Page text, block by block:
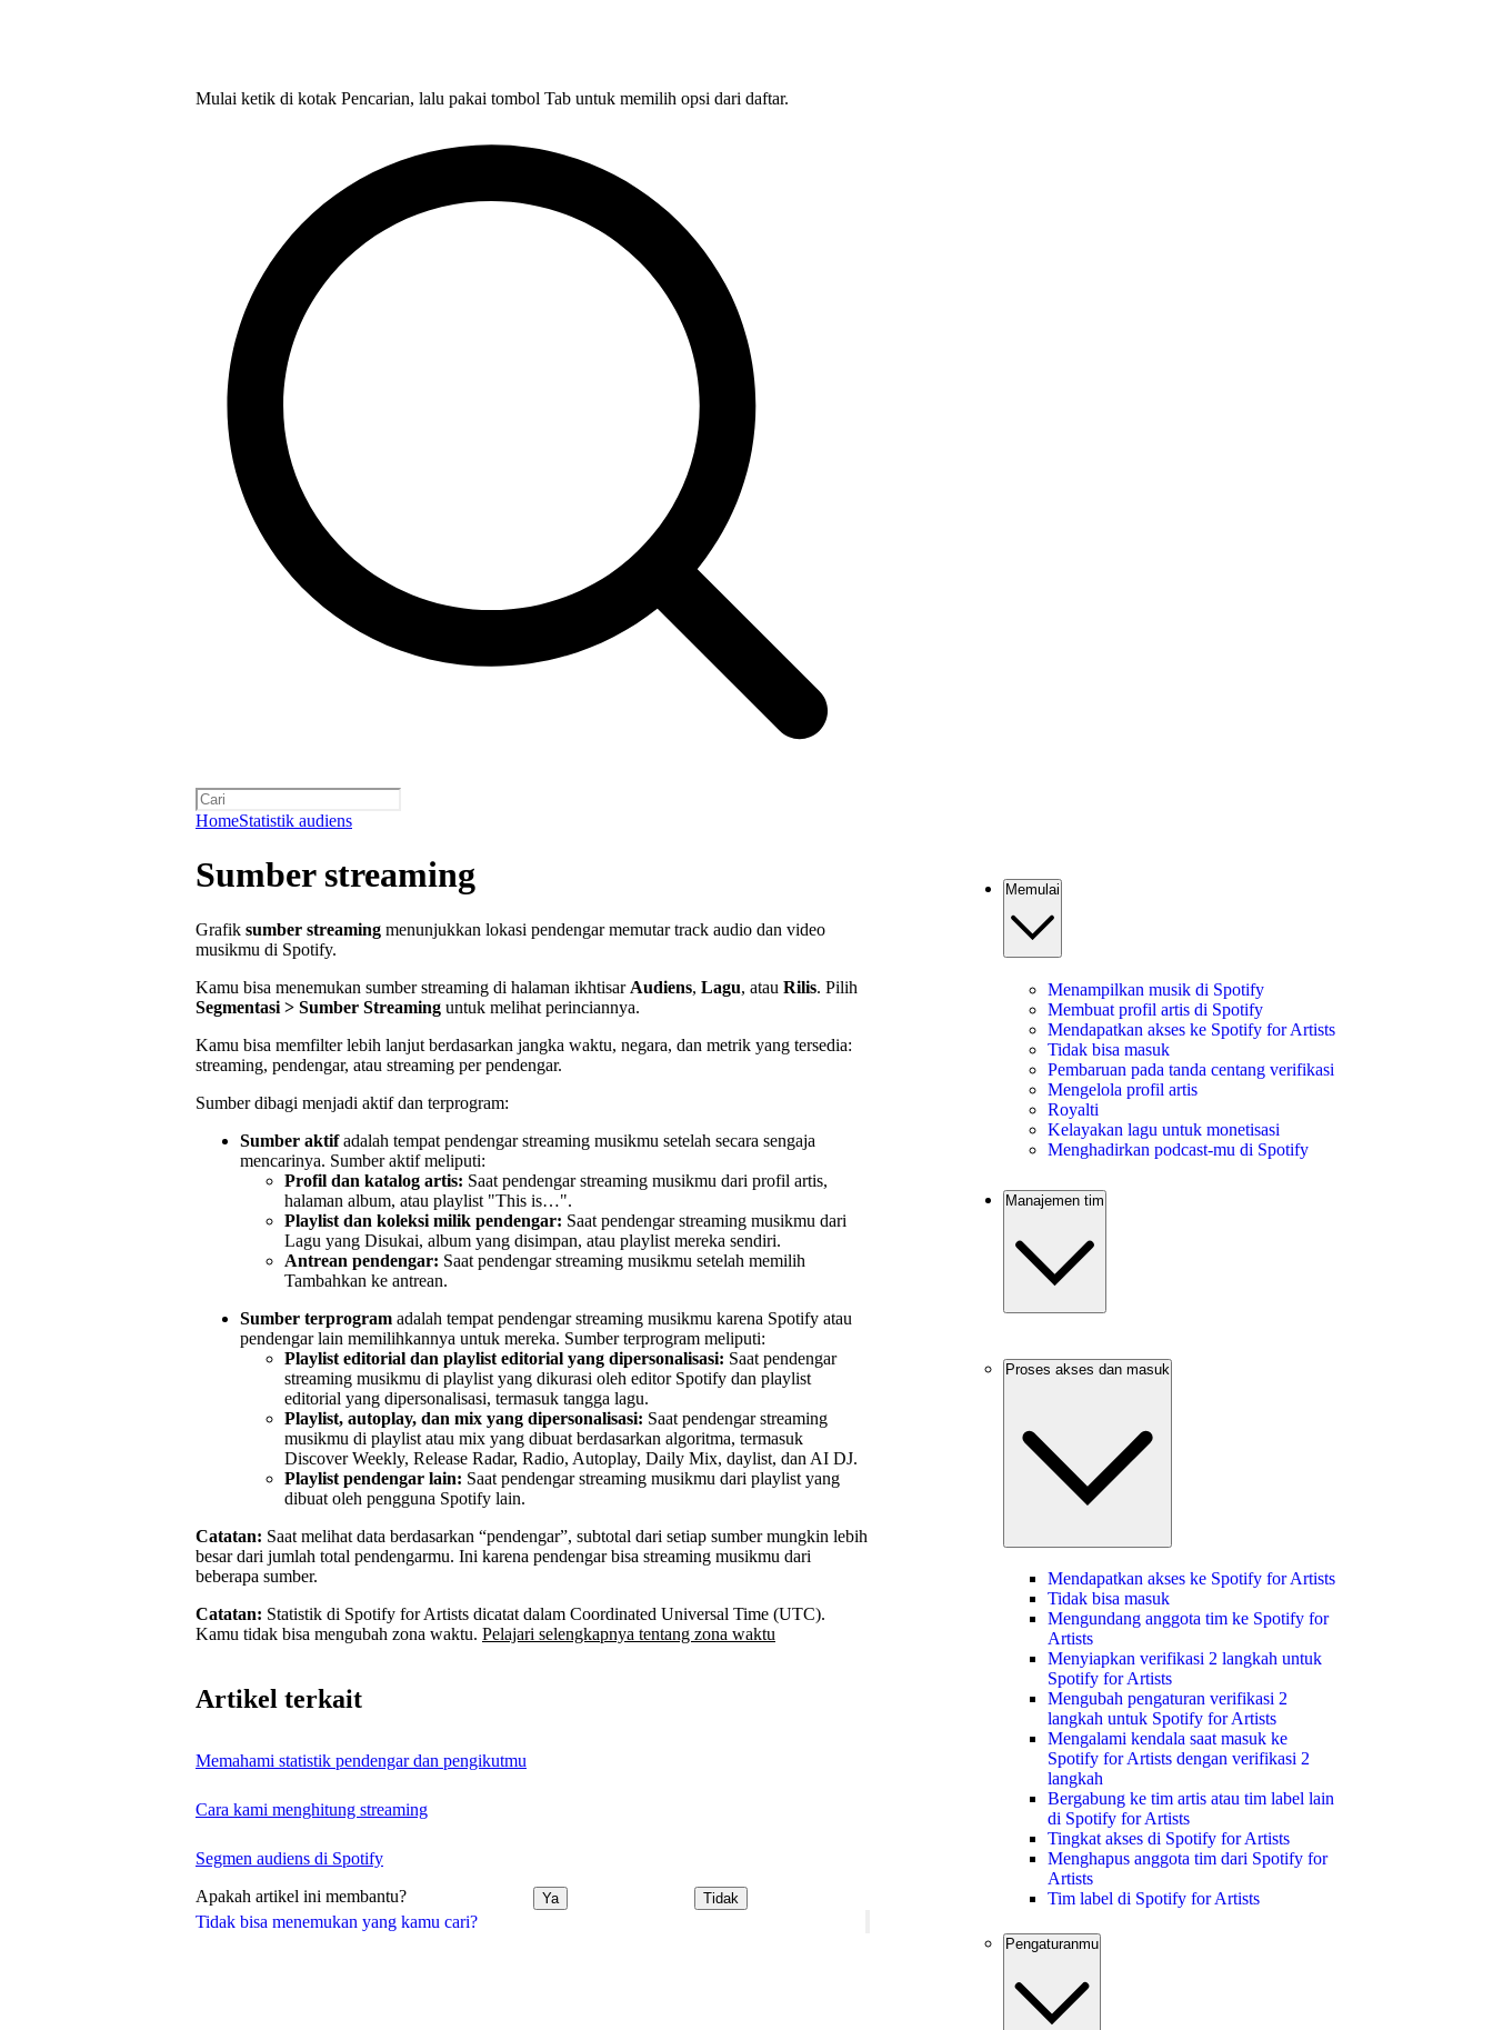
Mulai ketik di kotak Pencarian, lalu pakai tombol Tab untuk memilih opsi dari daftar.
HomeStatistik audiens
Tidak bisa menemukan yang kamu cari?
Sumber streaming
Grafik sumber streaming menunjukkan lokasi pendengar memutar track audio dan video
musikmu di Spotify.
Kamu bisa menemukan sumber streaming di halaman ikhtisar Audiens, Lagu, atau Rilis. Pilih
Segmentasi > Sumber Streaming untuk melihat perinciannya.
Kamu bisa memfilter lebih lanjut berdasarkan jangka waktu, negara, dan metrik yang tersedia:
streaming, pendengar, atau streaming per pendengar.
Sumber dibagi menjadi aktif dan terprogram:
Sumber aktifadalah tempat pendengar streaming musikmu setelah secara sengaja
mencarinya. Sumber aktif meliputi:
Profil dan katalog artis: Saat pendengar streaming musikmu dari profil artis,
halaman album, atau playlist "This is…".
Playlist dan koleksi milik pendengar: Saat pendengar streaming musikmu dari
Lagu yang Disukai, album yang disimpan, atau playlist mereka sendiri.
Antrean pendengar: Saat pendengar streaming musikmu setelah memilih
Tambahkan ke antrean.
Sumber terprogram adalah tempat pendengar streaming musikmu karena Spotify atau
pendengar lain memilihkannya untuk mereka. Sumber terprogram meliputi:
Playlist editorial dan playlist editorial yang dipersonalisasi: Saat pendengar
streaming musikmu di playlist yang dikurasi oleh editor Spotify dan playlist
editorial yang dipersonalisasi, termasuk tangga lagu.
Playlist, autoplay, dan mix yang dipersonalisasi: Saat pendengar streaming
musikmu di playlist atau mix yang dibuat berdasarkan algoritma, termasuk
Discover Weekly, Release Radar, Radio, Autoplay, Daily Mix, daylist, dan AI DJ.
Playlist pendengar lain: Saat pendengar streaming musikmu dari playlist yang
dibuat oleh pengguna Spotify lain.
Catatan: Saat melihat data berdasarkan “pendengar”, subtotal dari setiap sumber mungkin lebih
besar dari jumlah total pendengarmu. Ini karena pendengar bisa streaming musikmu dari
beberapa sumber.
Catatan: Statistik di Spotify for Artists dicatat dalam Coordinated Universal Time (UTC).
Kamu tidak bisa mengubah zona waktu. Pelajari selengkapnya tentang zona waktu
Artikel terkait
Memahami statistik pendengar dan pengikutmu
Cara kami menghitung streaming
Segmen audiens di Spotify
Apakah artikel ini membantu? Ya Tidak
Memulai
Menampilkan musik di Spotify
Membuat profil artis di Spotify
Mendapatkan akses ke Spotify for Artists
Tidak bisa masuk
Pembaruan pada tanda centang verifikasi
Mengelola profil artis
Royalti
Kelayakan lagu untuk monetisasi
Menghadirkan podcast-mu di Spotify
Manajemen tim
Proses akses dan masuk
Mendapatkan akses ke Spotify for Artists
Tidak bisa masuk
Mengundang anggota tim ke Spotify for
Artists
Menyiapkan verifikasi 2 langkah untuk
Spotify for Artists
Mengubah pengaturan verifikasi 2
langkah untuk Spotify for Artists
Mengalami kendala saat masuk ke
Spotify for Artists dengan verifikasi 2
langkah
Bergabung ke tim artis atau tim label lain
di Spotify for Artists
Tingkat akses di Spotify for Artists
Menghapus anggota tim dari Spotify for
Artists
Tim label di Spotify for Artists
Pengaturanmu